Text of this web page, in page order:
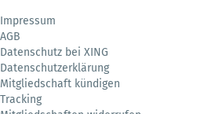
Impressum
AGB
Datenschutz bei XING
Datenschutzerklärung
Mitgliedschaft kündigen
Tracking